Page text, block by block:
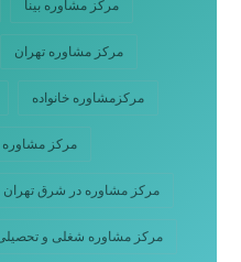
مرکز مشاوره بینا
مرکز مشاوره تهران
مرکزمشاوره خانواده
مرکز مشاوره
مرکز مشاوره در شرق تهران
مرکز مشاوره شغلی و